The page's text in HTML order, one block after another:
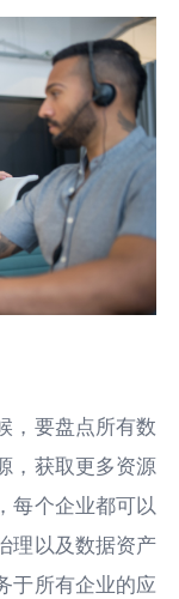
，要盘点所有数
，获取更多资源
每个企业都可以
理以及数据资产
于所有企业的应